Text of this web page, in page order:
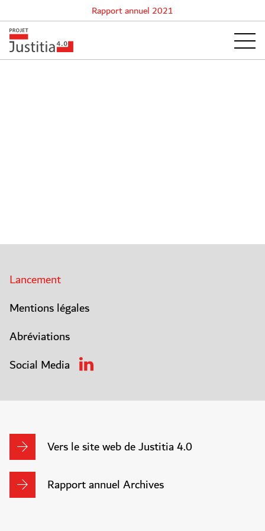
Rapport annuel 2021
Lancement
Mentions légales
Abréviations
Social Media
Vers le site web de Justitia 4.0
Rapport annuel Archives